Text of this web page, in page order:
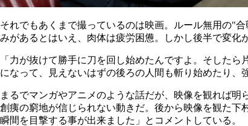
それでもあくまで撮っているのは映画。ルール無用の"
みがあるとはいえ、肉体は疲労困憊。しかし後半で変化
「力が抜けて勝手に刀を回し始めたんですよ。そした
になって、見えないはずの後ろの人間も斬り始めたり、
まるでマンガやアニメのような話だが、映像を観れば
創痍の窮地が信じられない動きだ。後から映像を観た
瞬間を目撃する事が出来ました」とコメントしている。